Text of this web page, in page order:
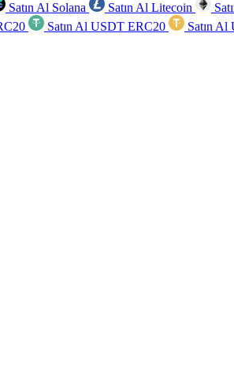
Satın Al Solana Satın Al Litecoin
Satın Al USDT ERC20 Satın